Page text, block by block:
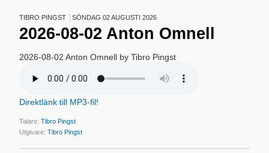
TIBRO PINGST SÖNDAG 02 AUGUSTI 2026
2026-08-02 Anton Omnell
2026-08-02 Anton Omnell by Tibro Pingst
Direktlänk till MP3-fil!
Talare:Tibro Pingst
Utgivare:Tibro Pingst